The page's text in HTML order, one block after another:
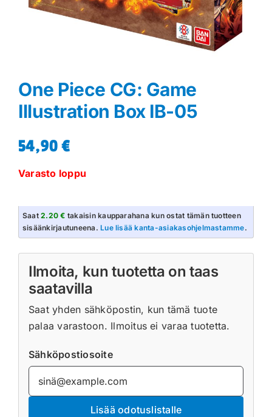
Greidauspalvelu
One Piece CG: Game
Illustration Box IB-05
54,90€
Varasto loppu
Saat2.20 € takaisin kaupparahana kun ostat tämän tuotteen
sisäänkirjautuneena.Lue lisää kanta-asiakasohjelmastamme.
Ilmoita, kun tuotetta on taas
saatavilla
Saat yhden sähköpostin, kun tämä tuote
palaa varastoon. Ilmoitus ei varaa tuotetta.
Sähköpostiosoite
Lisää odotuslistalle